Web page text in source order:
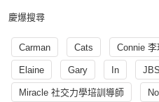
慶爆搜尋
Carman Cats Connie
Elaine Gary In
Miracle 社交力學培訓導師